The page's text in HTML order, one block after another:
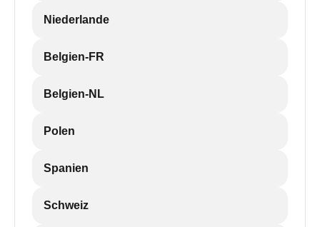
Niederlande
Belgien-FR
Belgien-NL
Polen
Spanien
Schweiz